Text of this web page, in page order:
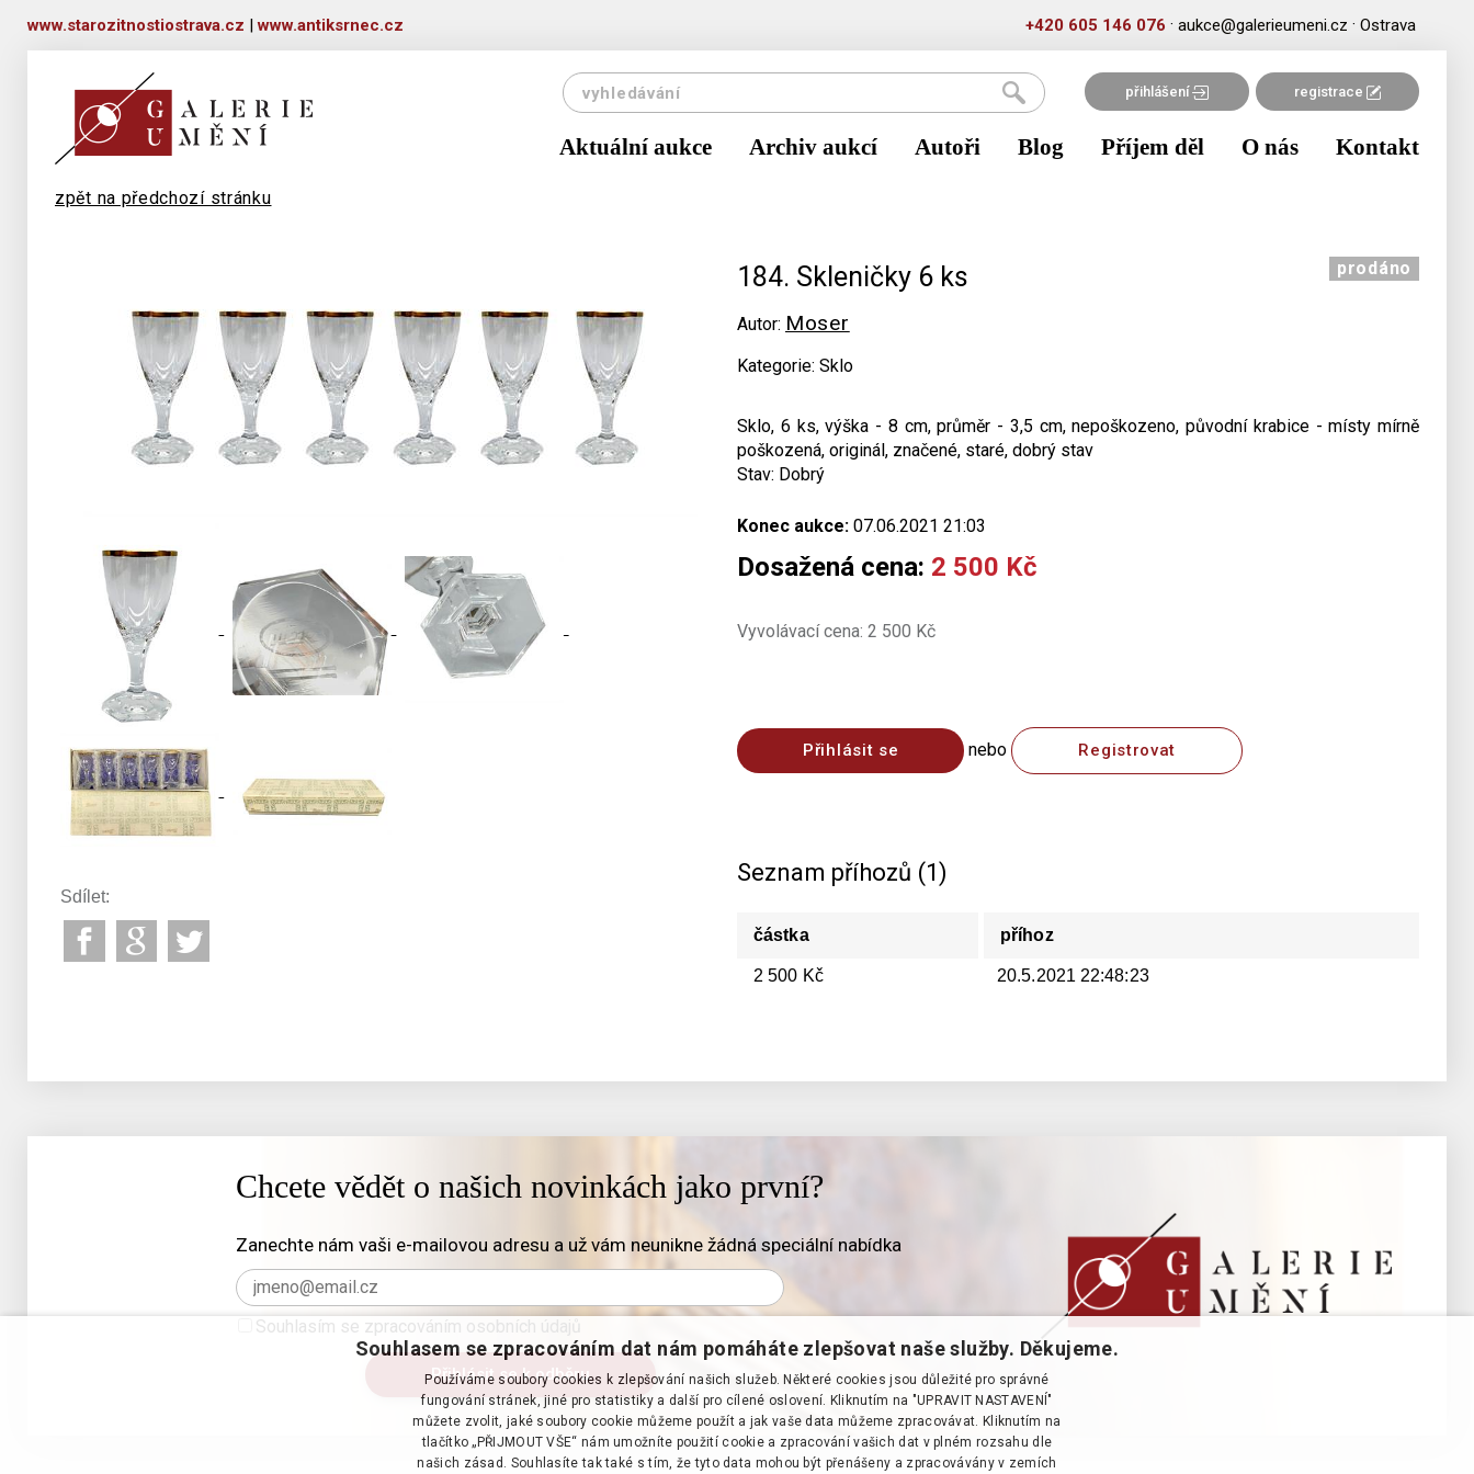
www.starozitnostiostrava.cz |www.antiksrnec.cz +420 605 146 076 · aukce@galerieumeni.cz · Ostrava
přihlášení registrace
Aktuální aukce Archiv aukcí Autoři Blog Příjem děl O nás Kontakt
zpět na předchozí stránku
184. Skleničky 6 ks
Autor: Moser
Kategorie: Sklo
prodáno
Sklo, 6 ks, výška - 8 cm, průměr - 3,5 cm, nepoškozeno, původní krabice - místy mírně
poškozená, originál, značené, staré, dobrý stav
Stav: Dobrý
Konec aukce: 07.06.2021 21:03
Dosažená cena: 2 500 Kč
Vyvolávací cena: 2 500 Kč
Přihlásit se nebo Registrovat
Seznam příhozů (1)
částka příhoz
2 500 Kč 20.5.2021 22:48:23
Sdílet:
Chcete vědět o našich novinkách jako první?
Zanechte nám vaši e-mailovou adresu a už vám neunikne žádná speciální nabídka
Souhlasím se zpracováním osobních údajů
Souhlasem se zpracováním dat nám pomáháte zlepšovat naše služby. Děkujeme.
Používáme soubory cookies k zlepšování našich služeb. Některé cookies jsou důležité pro správné
fungování stránek, jiné pro statistiky a další pro cílené oslovení. Kliknutím na "UPRAVIT NASTAVENÍ"
můžete zvolit, jaké soubory cookie můžeme použít a jak vaše data můžeme zpracovávat. Kliknutím na
tlačítko „PŘIJMOUT VŠE“ nám umožníte použití cookie a zpracování vašich dat v plném rozsahu dle
našich zásad. Souhlasíte tak také s tím, že tyto data mohou být přenášeny a zpracovávány v zemích